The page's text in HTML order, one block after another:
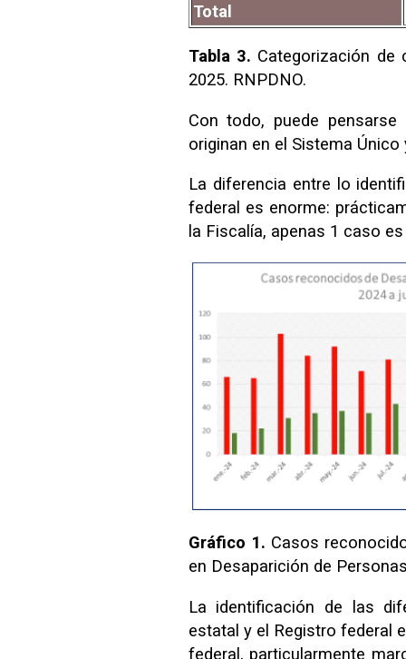
Total
Tabla 3. Categorización de
2025. RNPDNO.
Con todo, puede
originan en el Sistema
La diferencia entre lo
federal es enorme:
la Fiscalía, apenas 1 caso
Gráfico 1. Casos
en Desaparición de
La identificación de las
estatal y el Registro federal
federal, particularmente